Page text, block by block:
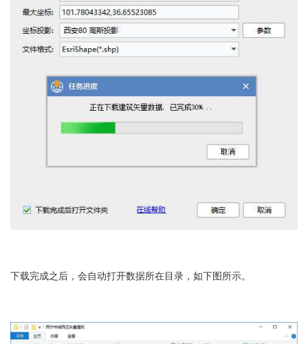
下载完成之后，会自动打开数据所在目录，如下图所示。